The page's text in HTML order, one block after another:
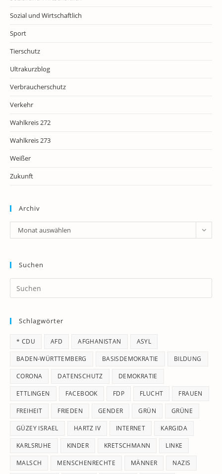
Sozial und Wirtschaftlich
Sport
Tierschutz
Ultrakurzblog
Verbraucherschutz
Verkehr
Wahlkreis 272
Wahlkreis 273
Weißer
Zukunft
Archiv
Archiv
Monat auswählen
Suchen
Schlagwörter
* CDU AFD AFGHANISTAN ASYL
BADEN-WÜRTTEMBERG BASISDEMOKRATIE BILDUNG
CORONA DATENSCHUTZ DEMOKRATIE
ETTLINGEN FACEBOOK FDP FLUCHT FRAUEN
FREIHEIT FRIEDEN GENDER GRÜN GRÜNE
GÜZEY ISRAEL HARTZ IV INTERNET KARGIDA
KARLSRUHE KINDER KRETSCHMANN LINKE
MALSCH MENSCHENRECHTE MÄNNER NAZIS